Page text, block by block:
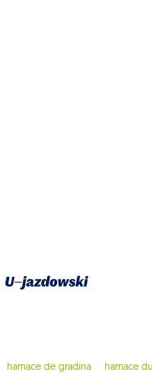
hamace de gradina hamace